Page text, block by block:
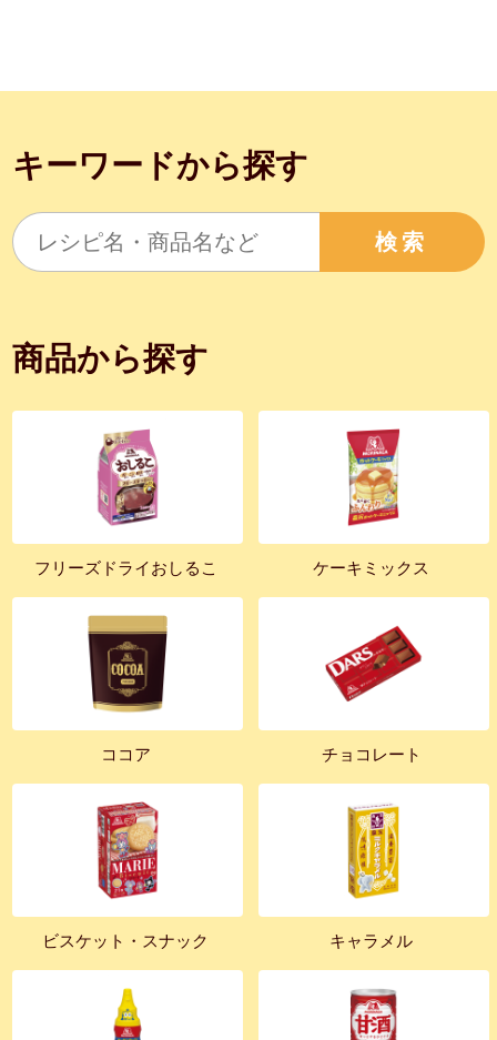
キーワードから探す
検索
商品から探す
フリーズドライおしるこ ケーキミックス
ココア チョコレート
ビスケット・スナック キャラメル